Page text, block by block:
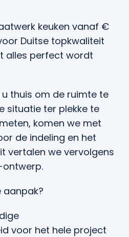
keuken vanaf €
Duitse topkwaliteit
alles perfect wordt
thuis om de ruimte te
situatie ter plekke te
komen we met
de indeling en het
vertalen we vervolgens
ontwerp.
aanpak?
voor het hele project